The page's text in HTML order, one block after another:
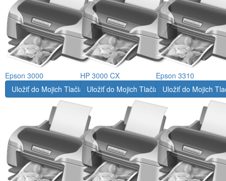
Epson 3000 HP 3000 CX
Epson 3310
Uložiť do Mojich TlačiarníUložiť do Mojich TlačiarníUložiť do Mojich